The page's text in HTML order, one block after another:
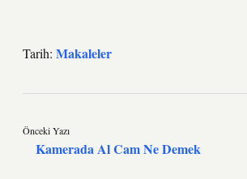
Tarih: Makaleler
Önceki Yazı
Kamerada Al Cam Ne Demek